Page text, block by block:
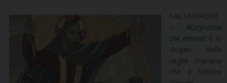
CALTAGIRONE
– ACcipicchia
che amore! È lo
slogan della
veglia mariana
che il Settore